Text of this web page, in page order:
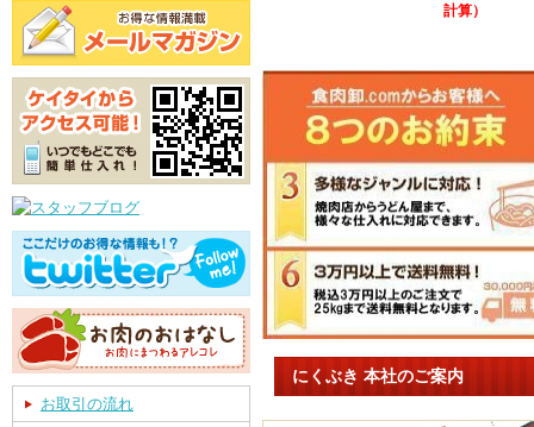
お取引の流れ
計算）
にくぶき 本社のご案内